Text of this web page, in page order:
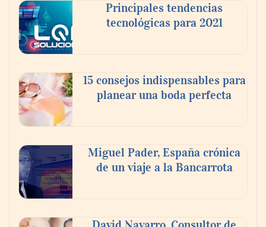
En el Día de la Cerveza, Grupo Modelo
mundo elige para reunirse: 7 de cada 10 la
escogen
compromiso para el eclipse solar del 12 de
agosto
Principales tendencias
tecnológicas para 2021
15 consejos indispensables para
planear una boda perfecta
Miguel Pader, España crónica
de un viaje a la Bancarrota